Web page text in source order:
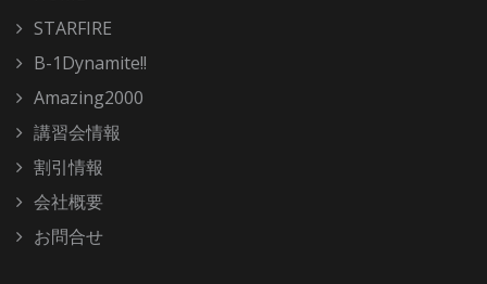
STARFIRE
B-1Dynamite!!
Amazing2000
講習会情報
割引情報
会社概要
お問合せ